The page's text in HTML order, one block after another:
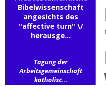
Bibelwissenschaft
angesichts des
"affective turn" \/
herausge...
Tagung der
Arbeitsgemeinschaft
katholisc...